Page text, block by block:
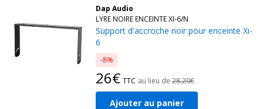
Dap Audio
LYRE NOIRE ENCEINTE XI-6/N
Support d'accroche noir pour enceinte Xi-
6
-8%
26€ TTC au lieu de 28.20€
Ajouter au panier